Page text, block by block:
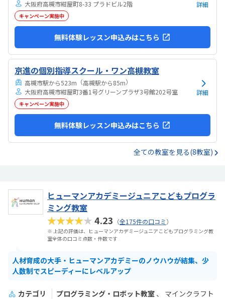
大阪府高槻市紺屋町8-33 プラドビル2階
キャンペーン実施中
詳細
無料体験レッスン申込みはこちら
京進の個別指導スクール・ワン高槻教室
高槻市駅から523m （高槻駅から85m）
大阪府高槻市紺屋町3番1号グリーンプラザ3号館202号室
キャンペーン実施中
詳細
無料体験レッスン申込みはこちら
全ての教室を見る(8教室)
ヒューマンアカデミージュニアこどもプログラ
ミング教室
★★★★★4.23 （全175件の口コミ）
※ 上記の評価は、ヒューマンアカデミージュニアこどもプログラミング教
室全体の口コミ点数・件数です
人材育成の大手・ヒューマンアカデミーのノウハウが結集、少
人数制でスピーディーにレベルアップ
カテゴリ プログラミング・ロボット教室
マインクラフト